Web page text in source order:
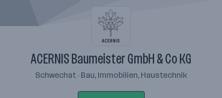
ACERNIS Baumeister GmbH & Co KG
Schwechat · Bau, Immobilien, Haustechnik